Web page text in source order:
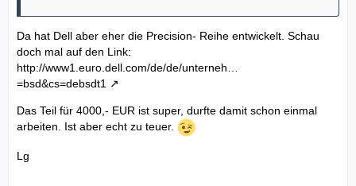
Da hat Dell aber eher die Precision- Reihe entwickelt. Schau
doch mal auf den Link:
http://www1.euro.dell.com/de/de/unterneh…
=bsd&cs=debsdt1
Das Teil für 4000,- EUR ist super, durfte damit schon einmal
arbeiten. Ist aber echt zu teuer.
Lg